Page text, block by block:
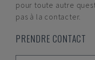
pour toute autre
pas à la contacter.
PRENDRE CONTACT